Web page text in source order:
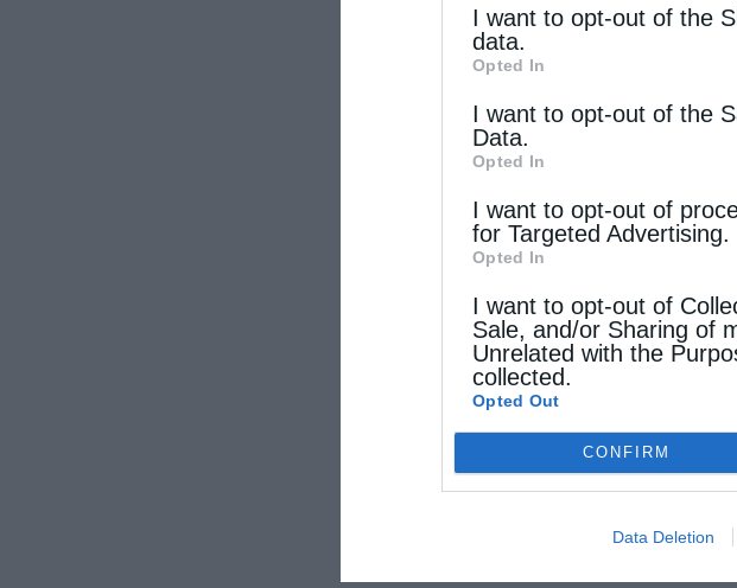
other third parties.
I want to opt-out of the
data.
Opted In
I want to opt-out of the
Data.
Opted In
I want to opt-out of
for Targeted Advertising.
Opted In
I want to opt-out of
Sale, and/or Sharing of
Unrelated with the
collected.
Opted Out
CONFIRM
Data Deletion